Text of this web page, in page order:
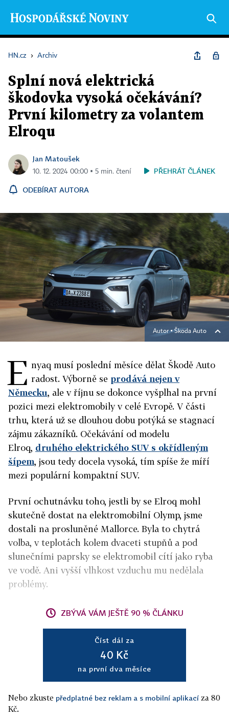
HN.cz › Archiv
Splní nová elektrická
škodovka vysoká očekávání?
První kilometry za volantem
Elroqu
Jan Matoušek
10. 12. 2024 00:00 ▪ 5 min. čtení PŘEHRÁT ČLÁNEK
ODEBÍRAT AUTORA
Autor ▪Škoda Auto
E nyaq musí poslední měsíce dělat Škodě Auto
radost. Výborně se prodává nejen v
Německu, ale v říjnu se dokonce vyšplhal na první
pozici mezi elektromobily v celé Evropě. V části
trhu, která už se dlouhou dobu potýká se stagnací
zájmu zákazníků. Očekávání od modelu
Elroq, druhého elektrického SUV s okřídleným
šípem, jsou tedy docela vysoká, tím spíše že míří
mezi populární kompaktní SUV.
První ochutnávku toho, jestli by se Elroq mohl
skutečně dostat na elektromobilní Olymp, jsme
dostali na prosluněné Mallorce. Byla to chytrá
volba, v teplotách kolem dvaceti stupňů a pod
slunečními paprsky se elektromobil cítí jako ryba
ve vodě. Ani vyšší vlhkost vzduchu mu nedělala
problémy.
ZBÝVÁ VÁM JEŠTĚ 90 % ČLÁNKU
Číst dál za
40 Kč
na první dva měsíce
Nebo zkuste předplatné bez reklam a s mobilní aplikací za 80
Kč.